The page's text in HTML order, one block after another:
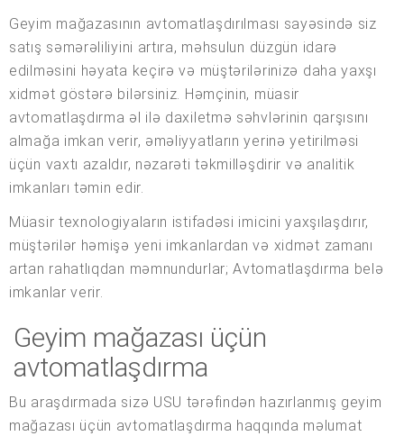
Geyim mağazasının avtomatlaşdırılması sayəsində siz
satış səmərəliliyini artıra, məhsulun düzgün idarə
edilməsini həyata keçirə və müştərilərinizə daha yaxşı
xidmət göstərə bilərsiniz. Həmçinin, müasir
avtomatlaşdırma əl ilə daxiletmə səhvlərinin qarşısını
almağa imkan verir, əməliyyatların yerinə yetirilməsi
üçün vaxtı azaldır, nəzarəti təkmilləşdirir və analitik
imkanları təmin edir.
Müasir texnologiyaların istifadəsi imicini yaxşılaşdırır,
müştərilər həmişə yeni imkanlardan və xidmət zamanı
artan rahatlıqdan məmnundurlar; Avtomatlaşdırma belə
imkanlar verir.
Geyim mağazası üçün
avtomatlaşdırma
Bu araşdırmada sizə USU tərəfindən hazırlanmış geyim
mağazası üçün avtomatlaşdırma haqqında məlumat